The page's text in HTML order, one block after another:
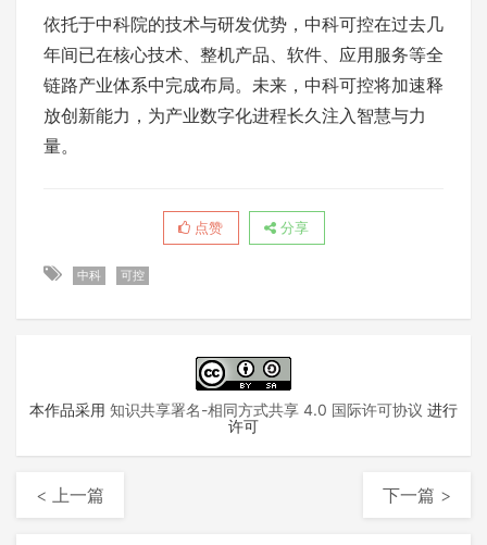
依托于中科院的技术与研发优势，中科可控在过去几
年间已在核心技术、整机产品、软件、应用服务等全
链路产业体系中完成布局。未来，中科可控将加速释
放创新能力，为产业数字化进程长久注入智慧与力
量。
点赞 分享
中科 可控
本作品采用 知识共享署名-相同方式共享 4.0 国际许可协议 进行
许可
< 上一篇 下一篇 >